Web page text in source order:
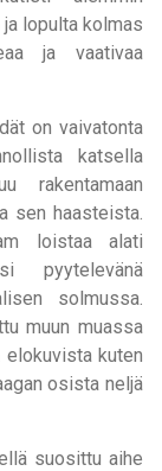
lopulta kolmas
ja vaativaa
on vaivatonta
katsella
rakentamaan
sen haasteista.
loistaa alati
pyytelevänä
solmussa.
muun muassa
kuten
osista neljä
suosittu aihe